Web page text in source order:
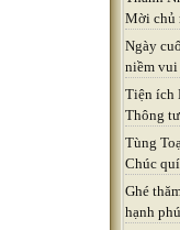
Mời chủ
Ngày
niềm vui
Tiện ích
Thông
Tùng
Chúc
Ghé
hạnh